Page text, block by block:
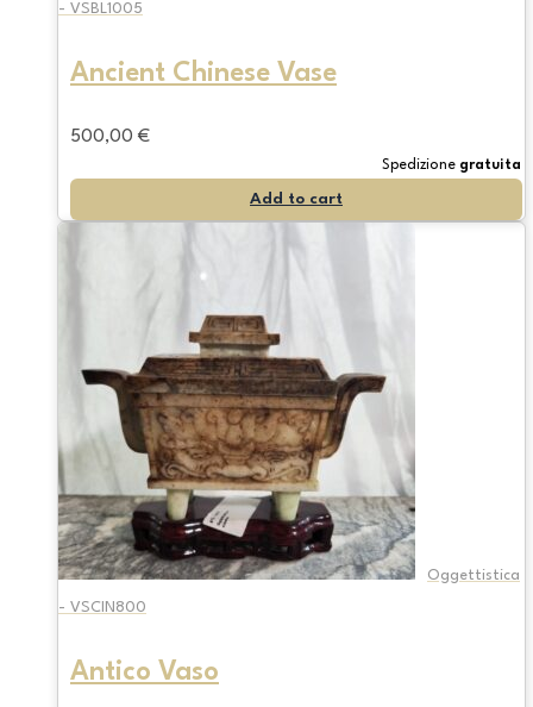
- VSBL1005
Ancient Chinese Vase
500,00 €
Spedizione gratuita
Add to cart
Oggettistica
- VSCIN800
Antico Vaso